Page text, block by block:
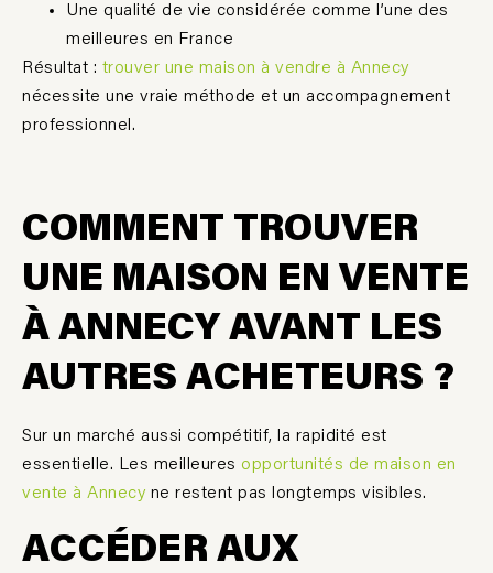
Une qualité de vie considérée comme l’une des
meilleures en France
Résultat : trouver une maison à vendre à Annecy
nécessite une vraie méthode et un accompagnement
professionnel.
COMMENT TROUVER
UNE MAISON EN VENTE
À ANNECY AVANT LES
AUTRES ACHETEURS ?
Sur un marché aussi compétitif, la rapidité est
essentielle. Les meilleures opportunités de maison en
vente à Annecy ne restent pas longtemps visibles.
ACCÉDER AUX